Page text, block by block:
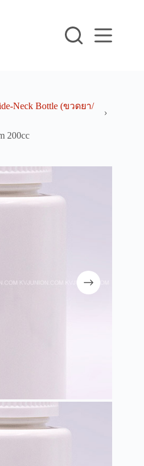
Neck Bottle (ขวดยา/
200cc